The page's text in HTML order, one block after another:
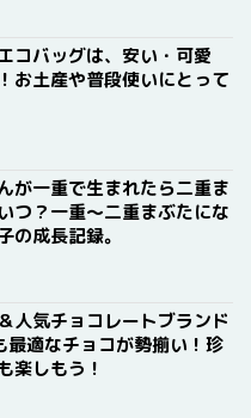
コバッグは、安い・可愛
お土産や普段使いにとって
が一重で生まれたら二重ま
つ？一重〜二重まぶたにな
の成長記録。
人気チョコレートブランド
最適なチョコが勢揃い！珍
楽しもう！